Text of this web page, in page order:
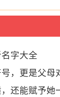
字大全
，更是父
还能赋予